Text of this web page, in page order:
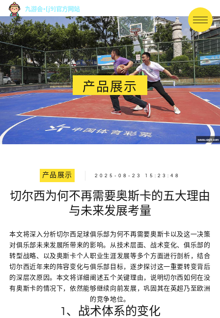
产品展示
产品展示 2025-08-23 15:23:48
切尔西为何不再需要奥斯卡的五大理由
与未来发展考量
本文将深入分析切尔西足球俱乐部为何不再需要奥斯卡以及这一决策
对俱乐部未来发展所带来的影响。从技术层面、战术变化、俱乐部的
转型战略、以及奥斯卡个人职业生涯发展等多个方面进行剖析，结合
切尔西近年来的阵容变化与俱乐部目标，逐步探讨这一重要转变背后
的深层次原因。本文将详细阐述五个关键理由，说明切尔西如何在没
有奥斯卡的情况下，依然能够继续向前发展，巩固其在英超乃至欧洲
的竞争地位。
1、战术体系的变化